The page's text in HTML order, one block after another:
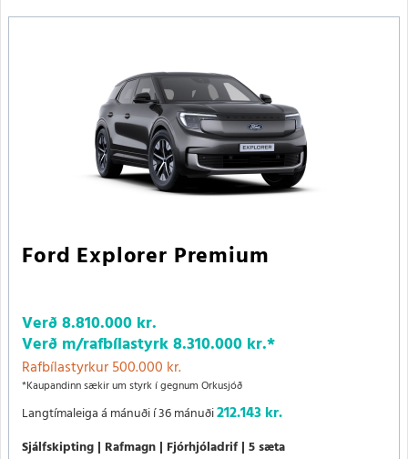
Ford Explorer Premium
Verð8.810.000 kr.
Verð m/rafbílastyrk8.310.000 kr.*
Rafbílastyrkur 500.000 kr.
*Kaupandinn sækir um styrk í gegnum Orkusjóð
Langtímaleiga á mánuði í 36 mánuði212.143 kr.
Sjálfskipting Rafmagn Fjórhjóladrif 5 sæta